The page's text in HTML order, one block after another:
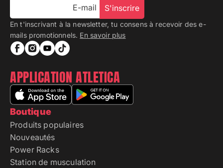
Boutique
Produits populaires
Nouveautés
Power Racks
Station de musculation
E-mail S'inscrire
En t'inscrivant à la newsletter, tu consens à recevoir des e-
mails promotionnels. En savoir plus
APPLICATION ATLETICA